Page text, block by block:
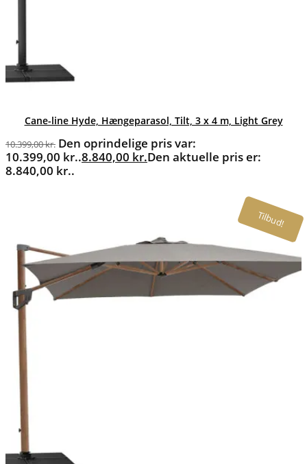
Cane-line Hyde, Hængeparasol, Tilt, 3 x 4 m, Light Grey
10.399,00kr. Den oprindelige pris var:
10.399,00 kr..8.840,00 kr.Den aktuelle pris er:
8.840,00 kr..
Tilbud!